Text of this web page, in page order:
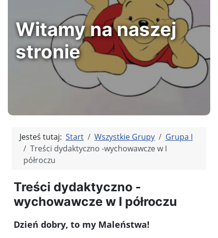
Witamy na naszej
stronie
Jesteś tutaj: Start Wszystkie Grupy
Grupa I
Treści dydaktyczno -wychowawcze w I
półroczu
Treści dydaktyczno -
wychowawcze w I półroczu
Dzień dobry, to my Maleństwa!